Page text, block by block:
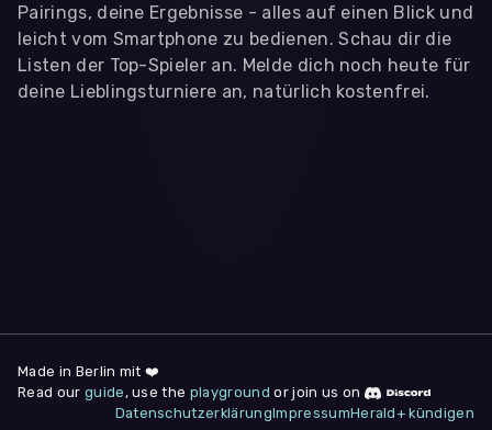
Pairings, deine Ergebnisse - alles auf einen Blick und
leicht vom Smartphone zu bedienen. Schau dir die
Listen der Top-Spieler an. Melde dich noch heute für
deine Lieblingsturniere an, natürlich kostenfrei.
deine Zustimmung jederzeit unter "
am Seitenende widerrufen.
Made in Berlin mit ❤️
Read our guide , use the playground or join us on
DatenschutzerklärungImpressumHerald+ kündigen